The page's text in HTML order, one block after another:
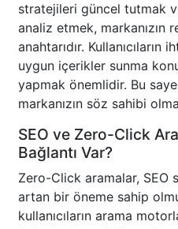
stratejileri güncel tutmak ve
analiz etmek, markanızın
anahtarıdır. Kullanıcıların
uygun içerikler sunma
yapmak önemlidir. Bu
markanızın söz sahibi
SEO ve Zero-Click
Bağlantı Var?
Zero-Click aramalar,
artan bir öneme sahip
kullanıcıların arama